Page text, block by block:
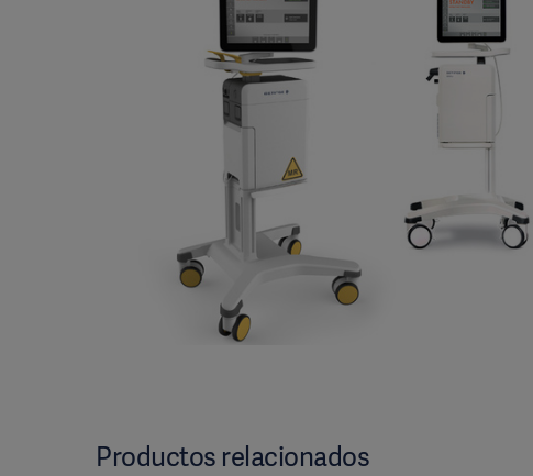
Productos relacionados